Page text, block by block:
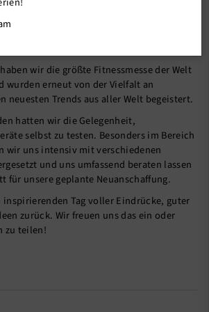
wir die größte Fitnessmesse der Welt
wurden erneut von der Vielfalt an
neuesten Trends aus aller Welt begeistert.
hatten wir die Gelegenheit,
selbst zu testen. Besonders im Bereich
wir uns intensiv mit verschiedenen
und uns umfassend beraten lassen
für unsere geplante Neuanschaffung.
Tag voller Eindrücke, guter
zurück. Wir freuen uns das ein oder
zu teilen!